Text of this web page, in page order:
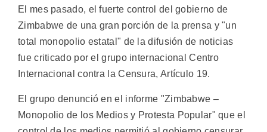
El mes pasado, el fuerte control del gobierno de
Zimbabwe de una gran porción de la prensa y "un
total monopolio estatal" de la difusión de noticias
fue criticado por el grupo internacional Centro
Internacional contra la Censura, Artículo 19.
El grupo denunció en el informe "Zimbabwe –
Monopolio de los Medios y Protesta Popular" que el